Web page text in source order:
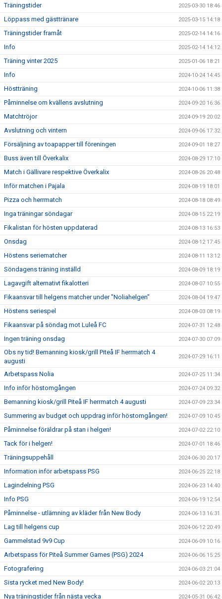
Träningstider 2025-03-30 18:46
Löppass med gästtränare 2025-03-15 14:18
Träningstider framåt 2025-02-14 14:16
Info 2025-02-14 14:12
Träning vinter 2025 2025-01-06 18:21
Info 2024-10-24 14:45
Höstträning 2024-10-06 11:38
Påminnelse om kvällens avslutning 2024-09-20 16:36
Matchtröjor 2024-09-19 20:02
Avslutning och vintern 2024-09-06 17:32
Försäljning av toapapper till föreningen 2024-09-01 18:27
Buss även till Överkalix 2024-08-29 17:10
Match i Gällivare respektive Överkalix 2024-08-26 20:48
Inför matchen i Pajala 2024-08-19 18:01
Pizza och herrmatch 2024-08-18 08:49
Inga träningar söndagar 2024-08-15 22:19
Fikalistan för hösten uppdaterad 2024-08-13 16:53
Onsdag 2024-08-12 17:45
Höstens seriematcher 2024-08-11 13:12
Söndagens träning inställd 2024-08-09 18:19
Lagavgift alternativt fikalotteri 2024-08-07 10:55
Fikaansvar till helgens matcher under "Noliahelgen" 2024-08-04 19:47
Höstens seriespel 2024-08-03 08:19
Fikaansvar på söndag mot Luleå FC 2024-07-31 12:48
Ingen träning onsdag 2024-07-30 07:09
Obs ny tid! Bemanning kiosk/grill Piteå IF herrmatch 4
augusti
2024-07-29 16:11
Arbetspass Nolia 2024-07-25 11:34
Info inför höstomgången 2024-07-24 09:32
Bemanning kiosk/grill Piteå IF herrmatch 4 augusti 2024-07-09 23:34
Summering av budget och uppdrag inför höstomgången! 2024-07-09 10:45
Påminnelse föräldrar på stan i helgen! 2024-07-02 22:10
Tack för i helgen! 2024-07-01 18:46
Träningsuppehåll 2024-06-30 20:17
Information inför arbetspass PSG 2024-06-25 22:18
Lagindelning PSG 2024-06-23 14:40
Info PSG 2024-06-19 12:54
Påminnelse - utlämning av kläder från New Body 2024-06-13 16:31
Lag till helgens cup 2024-06-12 20:49
Gammelstad 9v9 Cup 2024-06-09 10:16
Arbetspass för Piteå Summer Games (PSG) 2024 2024-06-06 15:25
Fotografering 2024-06-03 21:04
Sista rycket med New Body! 2024-06-02 20:13
Nya träningstider från nästa vecka 2024-05-31 06:42